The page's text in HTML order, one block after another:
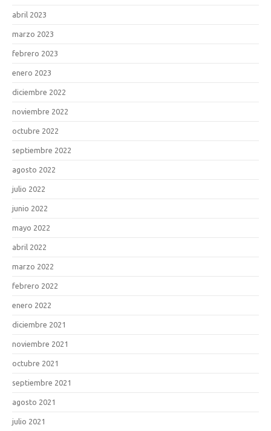
abril 2023
marzo 2023
febrero 2023
enero 2023
diciembre 2022
noviembre 2022
octubre 2022
septiembre 2022
agosto 2022
julio 2022
junio 2022
mayo 2022
abril 2022
marzo 2022
febrero 2022
enero 2022
diciembre 2021
noviembre 2021
octubre 2021
septiembre 2021
agosto 2021
julio 2021